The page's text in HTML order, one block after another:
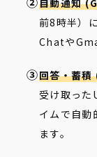
自動通知
前8時半）
Chatや
回答・蓄
受け取った
イムで自
ます。